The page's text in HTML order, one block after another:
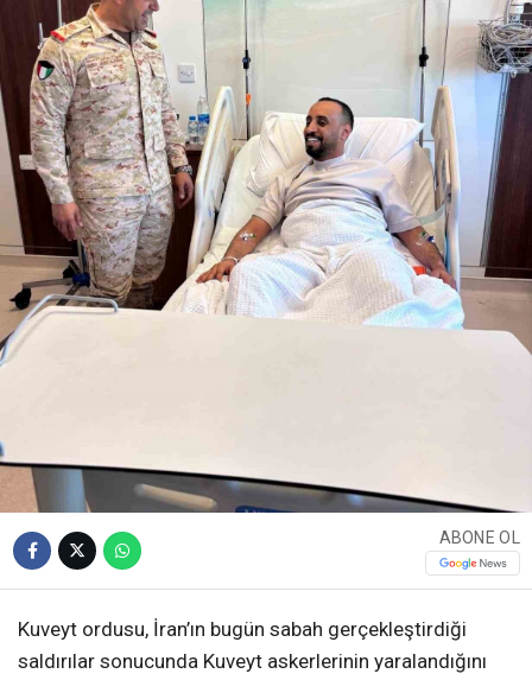
ABONE OL
Kuveyt ordusu, İran’ın bugün sabah gerçekleştirdiği
saldırılar sonucunda Kuveyt askerlerinin yaralandığını